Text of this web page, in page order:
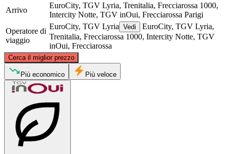
Arrivo
EuroCity, TGV Lyria, Trenitalia, Frecciarossa 1000,
Intercity Notte, TGV inOui, Frecciarossa Parigi
Operatore di
viaggio
EuroCity, TGV Lyria Vedi
EuroCity, TGV Lyria,
Trenitalia, Frecciarossa 1000, Intercity Notte, TGV
inOui, Frecciarossa
Cerca il miglior prezzo
Più economico Più veloce